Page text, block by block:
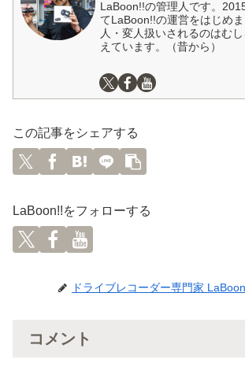
LaBoon!!の管理人です。
てLaBoon!!の運営をはじめ
人・変人扱いされるのはむ
えています。（昔から）
この記事をシェアする
LaBoon!!をフォローする
ドライブレコーダー専門家
コメント